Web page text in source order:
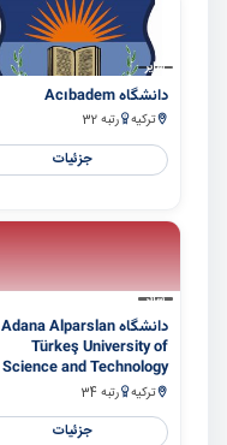
سایر
دانشگاه Acıbadem
ترکیه رتبه 32
جزئیات
سایر
دانشگاه Adana Alparslan
Türkeş University of
Science and Technology
ترکیه رتبه 34
جزئیات